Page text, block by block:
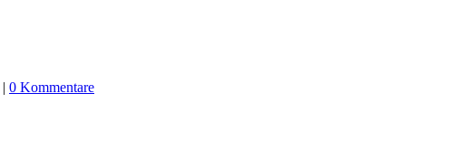
| 0 Kommentare